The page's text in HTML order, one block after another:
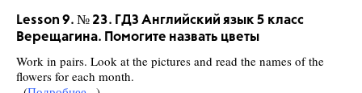
Lesson 9. № 23. ГДЗ Английский язык 5 класс
Верещагина. Помогите назвать цветы
Work in pairs. Look at the pictures and read the names of the
flowers for each month.